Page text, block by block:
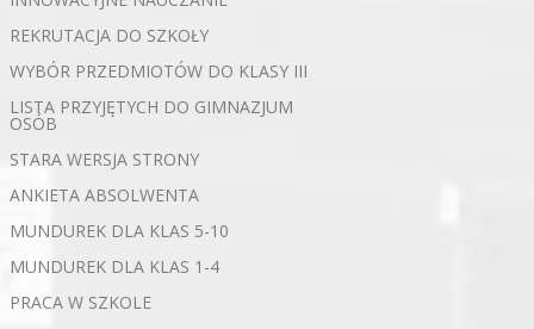
REKRUTACJA DO SZKOŁY
WYBÓR PRZEDMIOTÓW DO KLASY III
LISTA PRZYJĘTYCH DO GIMNAZJUM
OSÓB
STARA WERSJA STRONY
ANKIETA ABSOLWENTA
MUNDUREK DLA KLAS 5-10
MUNDUREK DLA KLAS 1-4
PRACA W SZKOLE